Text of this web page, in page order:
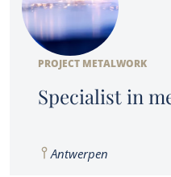
PROJECT METALWORK
Specialist in
Antwerpen